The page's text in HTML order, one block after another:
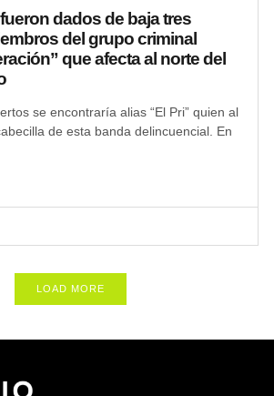
dados de baja tres
del grupo criminal
que afecta al norte del
se encontraría alias “El Pri” quien al
de esta banda delincuencial. En
LOAD MORE